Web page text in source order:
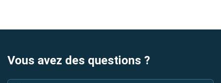
Vous avez des questions ?